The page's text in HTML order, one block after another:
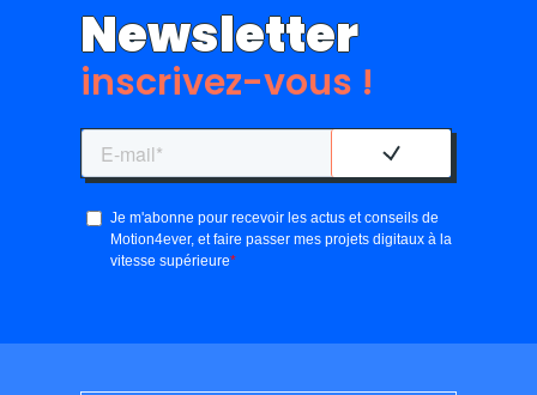
Newsletter
inscrivez-vous !